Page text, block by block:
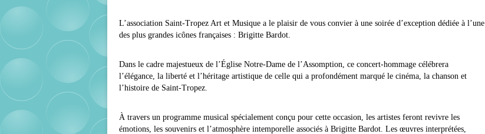
L’association Saint-Tropez Art et Musique a le plaisir de vous convier à une soirée d’exception dédiée à l’une
des plus grandes icônes françaises : Brigitte Bardot.
Dans le cadre majestueux de l’Église Notre-Dame de l’Assomption, ce concert-hommage célébrera
l’élégance, la liberté et l’héritage artistique de celle qui a profondément marqué le cinéma, la chanson et
l’histoire de Saint-Tropez.
À travers un programme musical spécialement conçu pour cette occasion, les artistes feront revivre les
émotions, les souvenirs et l’atmosphère intemporelle associés à Brigitte Bardot. Les œuvres interprétées,